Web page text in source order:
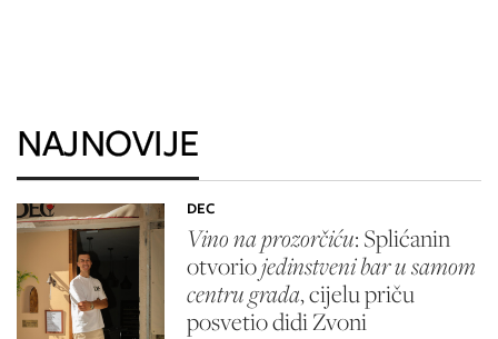
NAJNOVIJE
DEC
Vino na prozorčiću: Splićanin
otvoriojedinstveni bar u samom
centru grada, cijelu priču
posvetio didi Zvoni